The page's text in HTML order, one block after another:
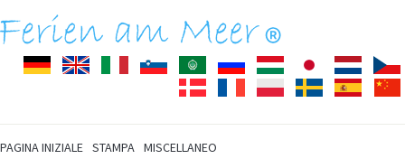
DeutschEnglish ItalianoSlovenščinaArabischPусскийMagyar Japanisch
Dansk
FrançaisPolski SvenskaEspañol
PAGINA INIZIALE STAMPA MISCELLANEO